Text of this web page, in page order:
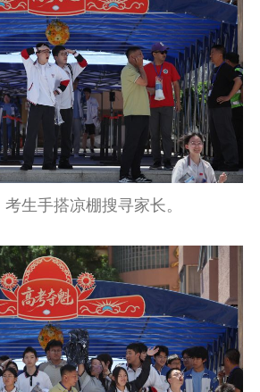
生手搭凉棚搜寻家长。